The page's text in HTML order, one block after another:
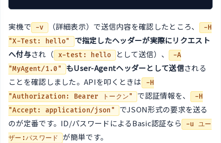
実機で -v （詳細表示）で送信内容を確認したところ、
-H
"X-Test: hello"
で指定したヘッダーが実際にリクエスト
へ付与され（ x-test: hello として送信）、
-A
"MyAgent/1.0"
もUser-Agentヘッダーとして送信される
ことを確認しました。APIを叩くときは
-H
"Authorization: Bearer トークン"
で認証情報を、
-H
"Accept: application/json"
でJSON形式の要求を送る
のが定番です。ID/パスワードによるBasic認証なら
-u ユー
ザー:パスワード
が簡単です。